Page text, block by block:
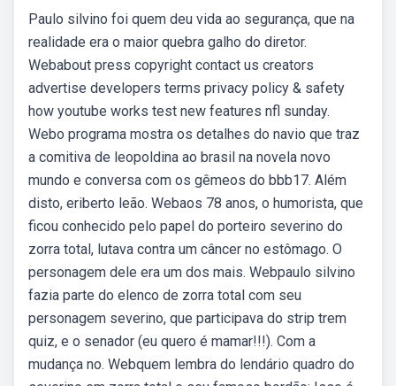
Paulo silvino foi quem deu vida ao segurança, que na
realidade era o maior quebra galho do diretor.
Webabout press copyright contact us creators
advertise developers terms privacy policy & safety
how youtube works test new features nfl sunday.
Webo programa mostra os detalhes do navio que traz
a comitiva de leopoldina ao brasil na novela novo
mundo e conversa com os gêmeos do bbb17. Além
disto, eriberto leão. Webaos 78 anos, o humorista, que
ficou conhecido pelo papel do porteiro severino do
zorra total, lutava contra um câncer no estômago. O
personagem dele era um dos mais. Webpaulo silvino
fazia parte do elenco de zorra total com seu
personagem severino, que participava do strip trem
quiz, e o senador (eu quero é mamar!!!). Com a
mudança no. Webquem lembra do lendário quadro do